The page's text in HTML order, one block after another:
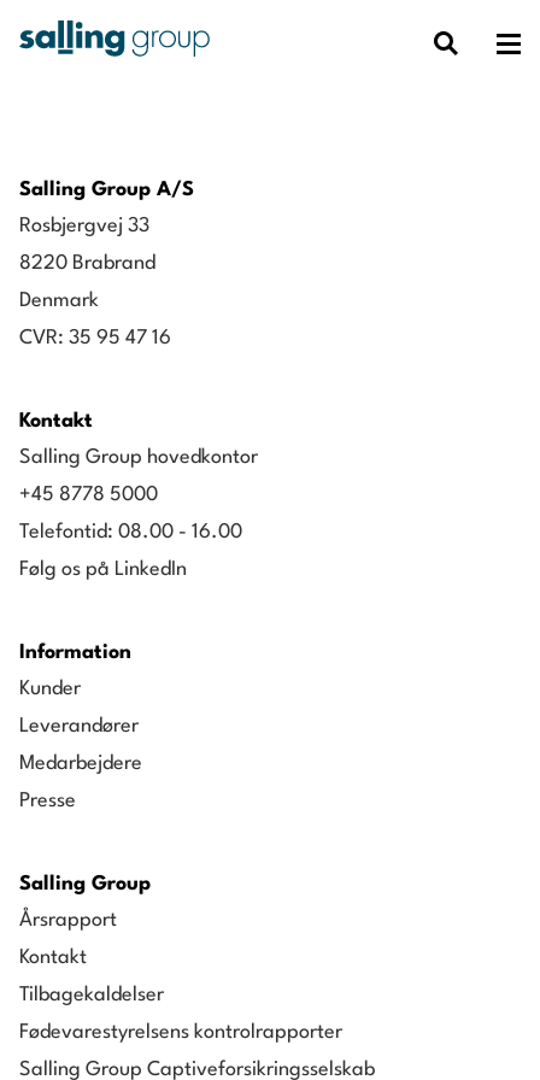
Salling Group A/S
Rosbjergvej 33
8220 Brabrand
Denmark
CVR: 35 95 47 16
Kontakt
Salling Group hovedkontor
+45 8778 5000
Telefontid: 08.00 - 16.00
Følg os på LinkedIn
Information
Kunder
Leverandører
Medarbejdere
Presse
Salling Group
Årsrapport
Kontakt
Tilbagekaldelser
Fødevarestyrelsens kontrolrapporter
Salling Group Captiveforsikringsselskab